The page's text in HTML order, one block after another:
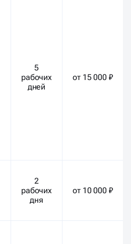
5
рабочих
дней
от 15 000 ₽
2
рабочих
дня
от 10 000 ₽